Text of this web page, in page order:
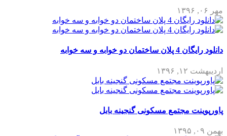
مهر ۰۶, ۱۳۹۶
دانلود رایگان 4 پلان ساختمان دو خوابه و سه خوابه
اردیبهشت ۱۲, ۱۳۹۶
پاورپوینت مجتمع مسکونی گنجینه بابل
بهمن ۰۹, ۱۳۹۵